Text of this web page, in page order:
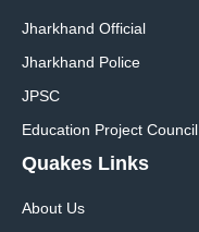
Jharkhand Official
Jharkhand Police
JPSC
Education Project Council
Quakes Links
About Us